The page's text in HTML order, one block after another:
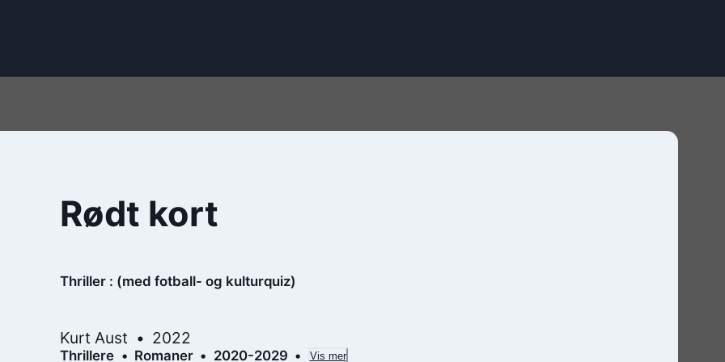
Rødt kort
Thriller : (med fotball- og kulturquiz)
Kurt Aust 2022
Thrillere Romaner 2020-2029 Vis mer